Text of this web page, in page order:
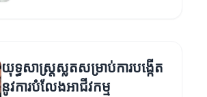
យុទ្ធសាស្ត្រស្លតសម្រាប់ការបង្កើត
នូវការបំលែងអាជីវកម្ម